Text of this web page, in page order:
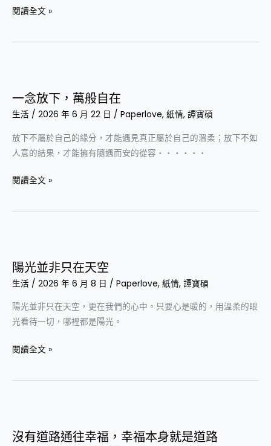
閱讀全文 »
一念放下，萬般自在
生活 / 2026 年 6 月 22 日 / Paperlove, 紙情, 譚寶碩
放下不屬於自己的緣分，才能遇見真正屬於自己的溫柔；放下不如
人意的結果，才能擁有隨遇而安的從容‧‧‧‧‧‧
放
下，
般
在
閱讀全文 »
陽光並非只在天空
生活 / 2026 年 6 月 8 日 / Paperlove, 紙情, 譚寶碩
陽光並非只在天空，更在我們的心中。只要心是暖的，用溫柔的眼
光看待一切，哪裡都是陽光。
並
非
只
在
空
閱讀全文 »
沒有道路通往幸福，幸福本身就是道路
道